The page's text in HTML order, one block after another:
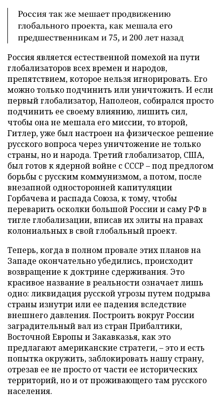
Россия так же мешает продвижению
глобального проекта, как мешала его
предшественникам и 75, и 200 лет назад
Россия является естественной помехой на пути
глобализаторов всех времен и народов,
препятствием, которое нельзя игнорировать. Его
можно только подчинить или уничтожить. И если
первый глобализатор, Наполеон, собирался просто
подчинить ее своему влиянию, лишить сил,
чтобы она не мешала его миссии, то второй,
Гитлер, уже был настроен на физическое решение
русского вопроса через уничтожение не только
страны, но и народа. Третий глобализатор, США,
был готов к ядерной войне с СССР – под предлогом
борьбы с русским коммунизмом, а потом, после
внезапной односторонней капитуляции
Горбачева и распада Союза, к тому, чтобы
переварить осколки большой России и саму РФ в
тигле глобализации, вписав их элиты на правах
колониальных в свой глобальный проект.
Теперь, когда в полном провале этих планов на
Западе окончательно убедились, происходит
возвращение к доктрине сдерживания. Это
красивое название в реальности означает лишь
одно: ликвидация русской угрозы путем подрыва
страны изнутри или ее падения вследствие
внешнего давления. Построить вокруг России
заградительный вал из стран Прибалтики,
Восточной Европы и Закавказья, как это
предлагают американские стратеги, – это и есть
попытка окружить, заблокировать нашу страну,
отрезав ее не просто от части ее исторических
территорий, но и от проживающего там русского
населения.